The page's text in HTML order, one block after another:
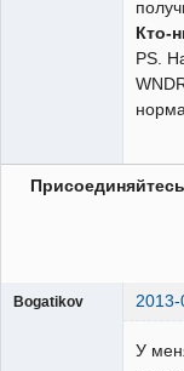
Кто-
PS.
Bogatikov
У